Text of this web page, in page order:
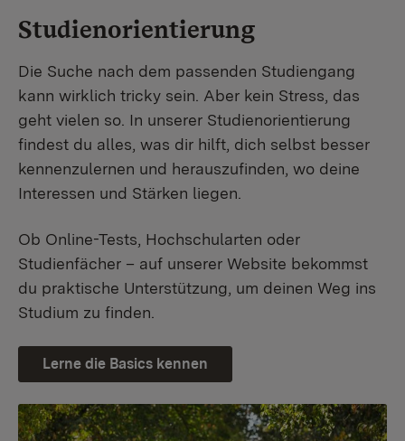
Studienorientierung
Die Suche nach dem passenden Studiengang
kann wirklich tricky sein. Aber kein Stress, das
geht vielen so. In unserer Studienorientierung
findest du alles, was dir hilft, dich selbst besser
kennenzulernen und herauszufinden, wo deine
Interessen und Stärken liegen.
Ob Online-Tests, Hochschularten oder
Studienfächer – auf unserer Website bekommst
du praktische Unterstützung, um deinen Weg ins
Studium zu finden.
Lerne die Basics kennen